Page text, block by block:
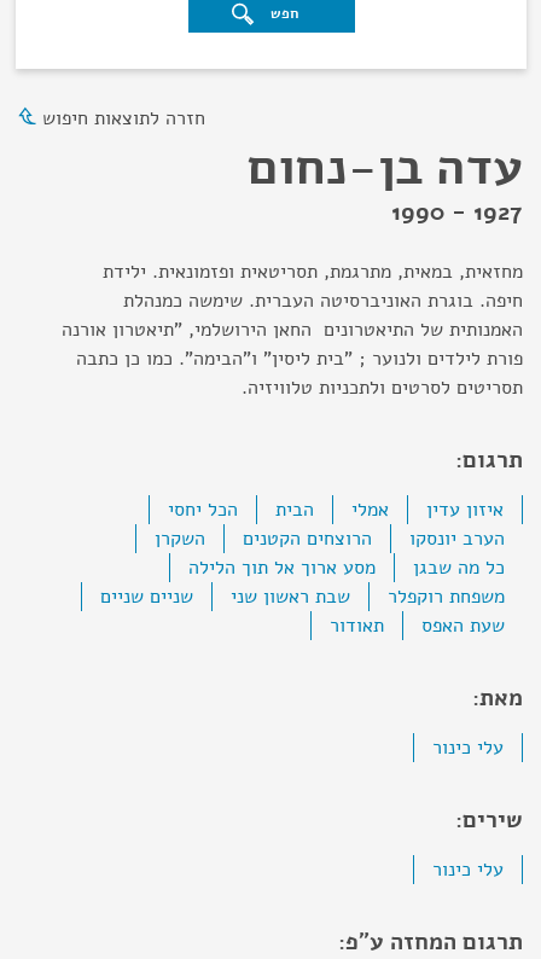
חפש
חזרה לתוצאות חיפוש
עדה בן-נחום
1927 - 1990
מחזאית, במאית, מתרגמת, תסריטאית ופזמונאית. ילידת
חיפה. בוגרת האוניברסיטה העברית. שימשה כמנהלת
האמנותית של התיאטרונים החאן הירושלמי, "תיאטרון אורנה
פורת לילדים ולנוער ; "בית ליסין" ו"הבימה". כמו כן כתבה
תסריטים לסרטים ולתכניות טלוויזיה.
תרגום:
איזון עדין אמלי הבית
הכל יחסי
הערב יונסקו
הרוצחים הקטנים
השקרן
כל מה שבגן
מסע ארוך אל תוך הלילה
משפחת רוקפלר
שבת ראשון שני
שניים שניים
שעת האפס
תאודור
מאת:
עלי כינור
שירים:
עלי כינור
תרגום המחזה ע"פ: